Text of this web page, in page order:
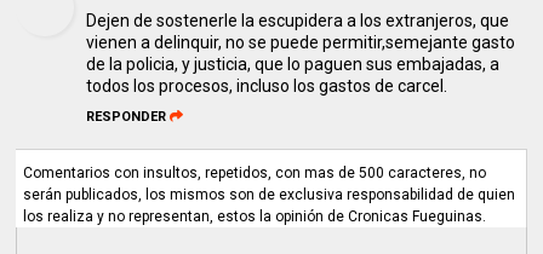
Dejen de sostenerle la escupidera a los extranjeros, que
vienen a delinquir, no se puede permitir,semejante gasto
de la policia, y justicia, que lo paguen sus embajadas, a
todos los procesos, incluso los gastos de carcel.
RESPONDER
Comentarios con insultos, repetidos, con mas de 500 caracteres, no
serán publicados, los mismos son de exclusiva responsabilidad de quien
los realiza y no representan, estos la opinión de Cronicas Fueguinas.